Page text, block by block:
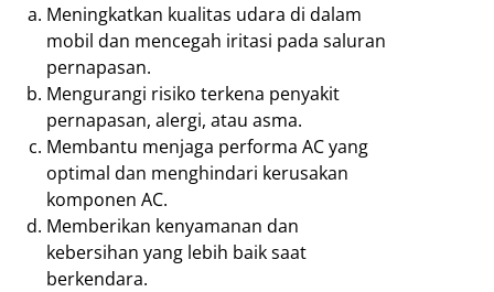
Meningkatkan kualitas udara di dalam
mobil dan mencegah iritasi pada saluran
pernapasan.
Mengurangi risiko terkena penyakit
pernapasan, alergi, atau asma.
Membantu menjaga performa AC yang
optimal dan menghindari kerusakan
komponen AC.
Memberikan kenyamanan dan
kebersihan yang lebih baik saat
berkendara.